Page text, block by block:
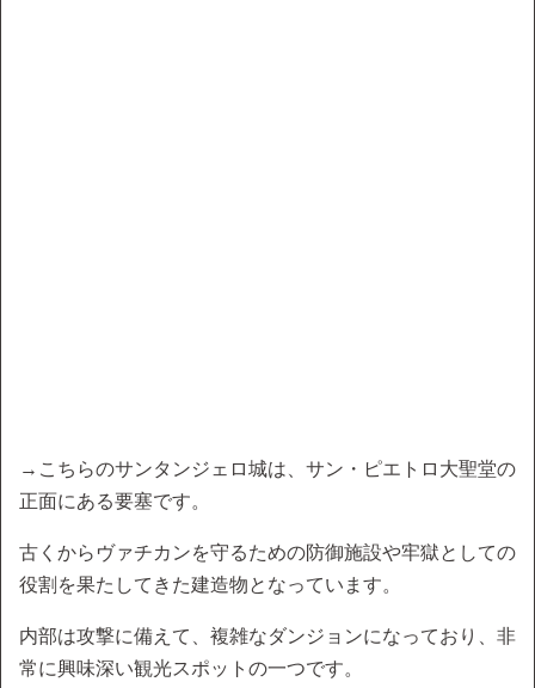
→こちらのサンタンジェロ城は、サン・ピエトロ大聖堂の
正面にある要塞です。
古くからヴァチカンを守るための防御施設や牢獄としての
役割を果たしてきた建造物となっています。
内部は攻撃に備えて、複雑なダンジョンになっており、非
常に興味深い観光スポットの一つです。